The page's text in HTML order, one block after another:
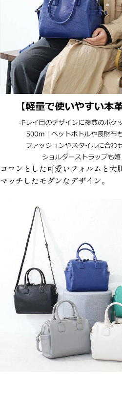
コロンとした可愛いフォルムと
マッチしたモダンなデザイン。